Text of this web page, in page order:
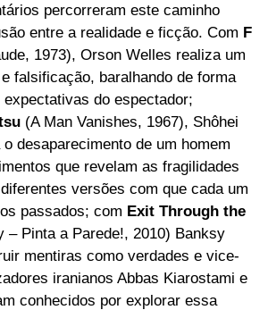
percorreram este caminho
entre a realidade e ficção. Com F
1973), Orson Welles realiza um
falsificação, baralhando de forma
do espectador;
(A Man Vanishes, 1967), Shôhei
desaparecimento de um homem
que revelam as fragilidades
versões com que cada um
passados; com Exit Through the
– Pinta a Parede!, 2010) Banksy
mentiras como verdades e vice-
iranianos Abbas Kiarostami e
conhecidos por explorar essa